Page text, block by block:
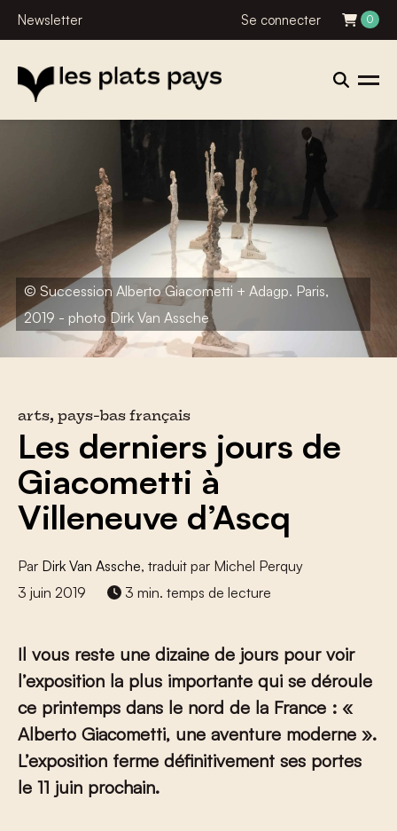
Newsletter Se connecter 0
© Succession Alberto Giacometti + Adagp. Paris,
2019 - photo Dirk Van Assche
arts, pays-bas français
Les derniers jours de
Giacometti à
Villeneuve d’Ascq
Par Dirk Van Assche, traduit par Michel Perquy
3 juin 2019
3 min. temps de lecture
Il vous reste une dizaine de jours pour voir
l’exposition la plus importante qui se déroule
ce printemps dans le nord de la France : «
Alberto Giacometti, une aventure moderne ».
L’exposition ferme définitivement ses portes
le 11 juin prochain.